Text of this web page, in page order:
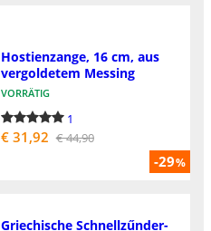
-29%
Hostienzange, 16 cm, aus
vergoldetem Messing
VORRÄTIG
1
€ 31,92 € 44,90
Griechische Schnellzűnder-